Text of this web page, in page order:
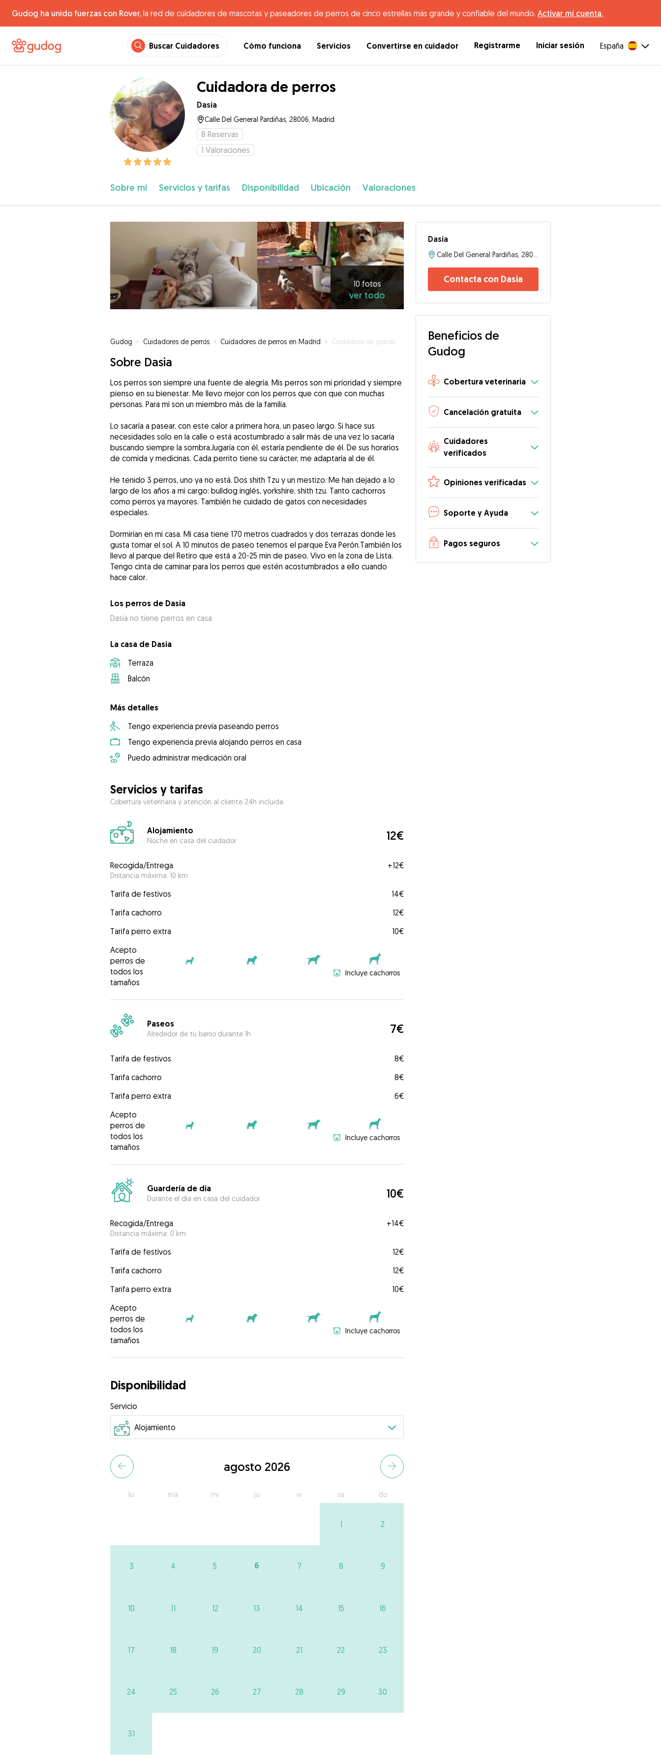
Gudog ha unido fuerzas con Rover, la red de cuidadores de mascotas y paseadores de perros de cinco estrellas más grande y confiable del mundo. Activar mi cuenta.
Buscar Cuidadores Cómo funciona Servicios Convertirse en cuidador Registrarme Iniciar sesión España
Cuidadora de perros
Dasia
Calle Del General Pardiñas, 28006, Madrid
8 Reservas
1 Valoraciones
Sobre mí Servicios y tarifas Disponibilidad Ubicación Valoraciones
10 fotos
ver todo
Gudog » Cuidadores de perros » Cuidadores de perros en Madrid » Cuidadora de perros
Sobre Dasia
Los perros son siempre una fuente de alegría. Mis perros son mi prioridad y siempre
pienso en su bienestar. Me llevo mejor con los perros que con que con muchas
personas. Para mí son un miembro más de la familia.
Lo sacaría a pasear, con este calor a primera hora, un paseo largo. Si hace sus
necesidades solo en la calle o está acostumbrado a salir más de una vez lo sacaría
buscando siempre la sombra.Jugaría con él, estaría pendiente de él. De sus horarios
de comida y medicinas. Cada perrito tiene su carácter, me adaptaría al de él.
He tenido 3 perros, uno ya no está. Dos shith Tzu y un mestizo. Me han dejado a lo
largo de los años a mi cargo: bulldog inglés, yorkshire, shith tzu. Tanto cachorros
como perros ya mayores. También he cuidado de gatos con necesidades
especiales.
Dormirían en mi casa. Mi casa tiene 170 metros cuadrados y dos terrazas donde les
gusta tomar el sol. A 10 minutos de paseo tenemos el parque Eva Perón.También los
llevo al parque del Retiro que está a 20-25 min de paseo. Vivo en la zona de Lista.
Tengo cinta de caminar para los perros que estén acostumbrados a ello cuando
hace calor.
Los perros de Dasia
Dasia no tiene perros en casa
La casa de Dasia
Terraza
Balcón
Más detalles
Tengo experiencia previa paseando perros
Tengo experiencia previa alojando perros en casa
Puedo administrar medicación oral
Servicios y tarifas
Cobertura veterinaria y atención al cliente 24h incluida
Alojamiento
Noche en casa del cuidador 12€
Recogida/Entrega
Distancia máxima: 10 km
+12€
Tarifa de festivos
14€
Tarifa cachorro
12€
Tarifa perro extra
10€
Acepto
perros de
todos los
tamaños
Incluye cachorros
Paseos
Alrededor de tu barrio durante 1h 7€
Tarifa de festivos
8€
Tarifa cachorro
8€
Tarifa perro extra
6€
Acepto
perros de
todos los
tamaños
Incluye cachorros
Guardería de día
Durante el día en casa del cuidador 10€
Recogida/Entrega
Distancia máxima: 0 km
+14€
Tarifa de festivos
12€
Tarifa cachorro
12€
Tarifa perro extra
10€
Acepto
perros de
todos los
tamaños
Incluye cachorros
Disponibilidad
Servicio
agosto 2026
lu ma mi ju vi sa do
1 2
3 4 5 6 7 8 9
10 11 12 13 14 15 16
17 18 19 20 21 22 23
24 25 26 27 28 29 30
31
Dasia
Contacta con Dasia
Beneficios de
Gudog
Cobertura veterinaria
Cancelación gratuita
Cuidadores
verificados
Opiniones verificadas
Soporte y Ayuda
Pagos seguros